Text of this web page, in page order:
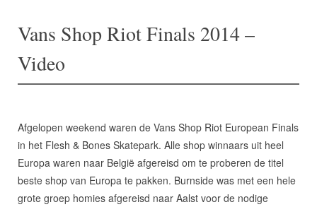
Vans Shop Riot Finals 2014 –
Video
Afgelopen weekend waren de Vans Shop Riot European Finals
in het Flesh & Bones Skatepark. Alle shop winnaars uit heel
Europa waren naar België afgereisd om te proberen de titel
beste shop van Europa te pakken. Burnside was met een hele
grote groep homies afgereisd naar Aalst voor de nodige